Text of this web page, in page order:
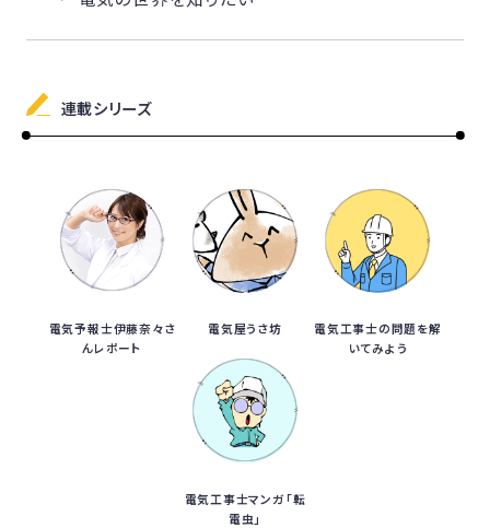
連載シリーズ
電気予報士伊藤奈々さ
んレポート
電気屋うさ坊
電気工事士の問題を解
いてみよう
電気工事士マンガ「転
電虫」